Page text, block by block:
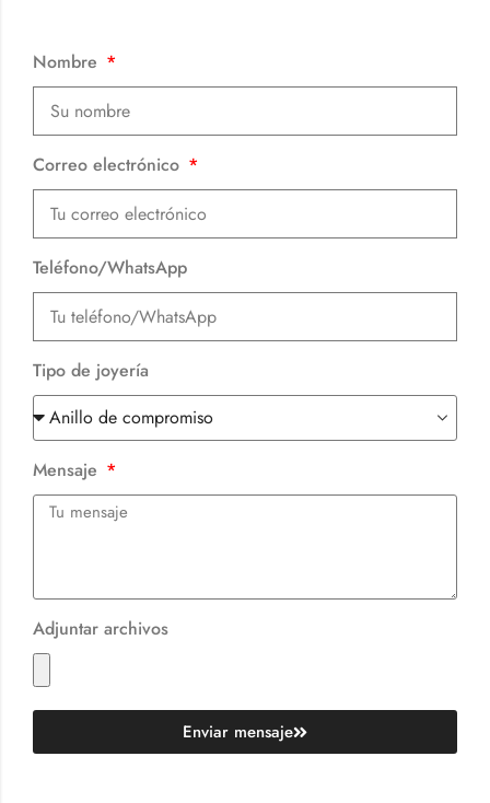
Nombre
Correo electrónico
Teléfono/WhatsApp
Tipo de joyería
Mensaje
Adjuntar archivos
Enviar mensaje